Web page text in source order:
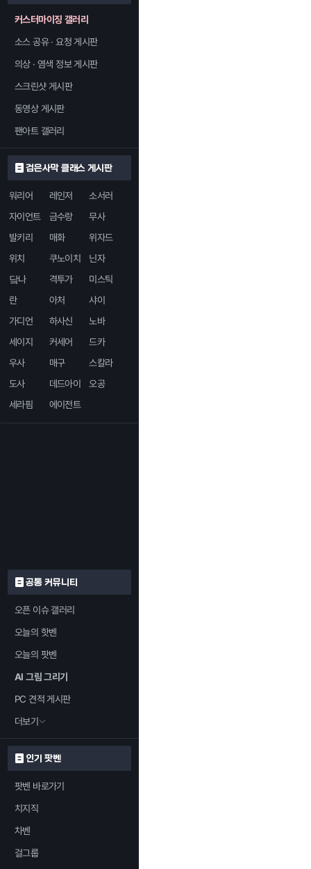
커스터마이징 갤러리
소스 공유 · 요청 게시판
의상 · 염색 정보 게시판
스크린샷 게시판
동영상 게시판
팬아트 갤러리
검은사막 클래스 게시판
워리어 레인저
소서러
자이언트
금수랑
무사
발키리
매화
위자드
위치
쿠노이치
닌자
닼나
격투가
미스틱
란
아처
샤이
가디언
하사신
노바
세이지
커세어
드카
우사
매구
스칼라
도사
데드아이
오공
세라핌
에이전트
공통 커뮤니티
오픈 이슈 갤러리
오늘의 핫벤
오늘의 팟벤
AI 그림 그리기
PC 견적 게시판
더보기
인기 팟벤
팟벤 바로가기
치지직
차벤
걸그룹